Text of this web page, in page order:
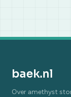
baek.nl
Over amethyst